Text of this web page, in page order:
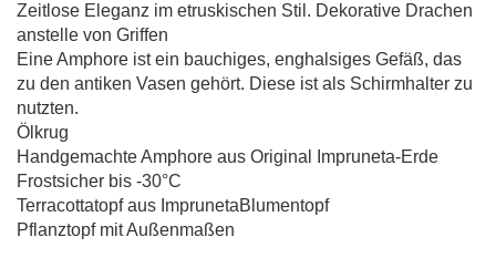
Zeitlose Eleganz im etruskischen Stil. Dekorative Drachen
anstelle von Griffen
Eine Amphore ist ein bauchiges, enghalsiges Gefäß, das
zu den antiken Vasen gehört. Diese ist als Schirmhalter zu
nutzten.
Ölkrug
Handgemachte Amphore aus Original Impruneta-Erde
Frostsicher bis -30°C
Terracottatopf aus ImprunetaBlumentopf
Pflanztopf mit Außenmaßen